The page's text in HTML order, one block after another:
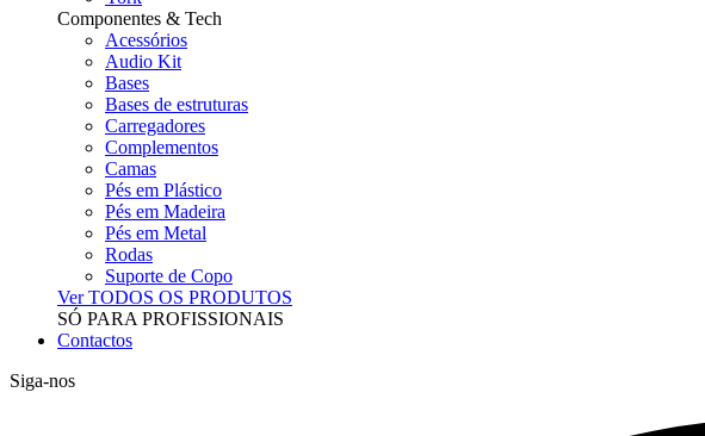
Componentes & Tech
Acessórios
Audio Kit
Bases
Bases de estruturas
Carregadores
Complementos
Camas
Pés em Plástico
Pés em Madeira
Pés em Metal
Rodas
Suporte de Copo
Ver TODOS OS PRODUTOS
SÓ PARA PROFISSIONAIS
Contactos
Siga-nos